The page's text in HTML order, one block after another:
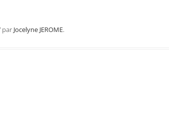
par Jocelyne JEROME.